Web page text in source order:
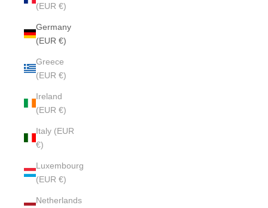
(EUR €)
Germany
(EUR €)
Greece
(EUR €)
Ireland
(EUR €)
Italy (EUR
€)
Luxembourg
(EUR €)
Netherlands